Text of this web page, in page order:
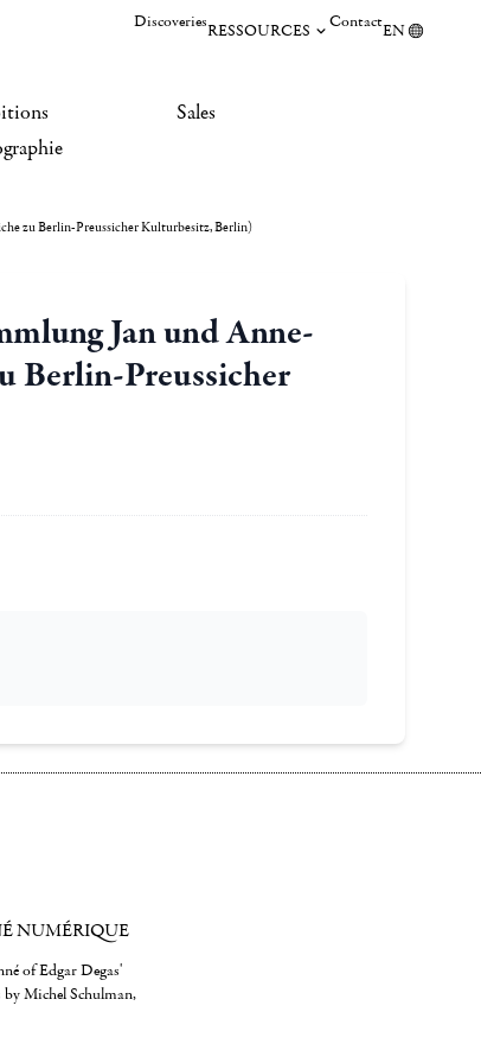
DiscoveriesRESSOURCES ContactEN
Sales
zu Berlin-Preussicher Kulturbesitz, Berlin)
Jan und Anne-
Berlin-Preussicher
NUMÉRIQUE
of Edgar Degas'
Michel Schulman,